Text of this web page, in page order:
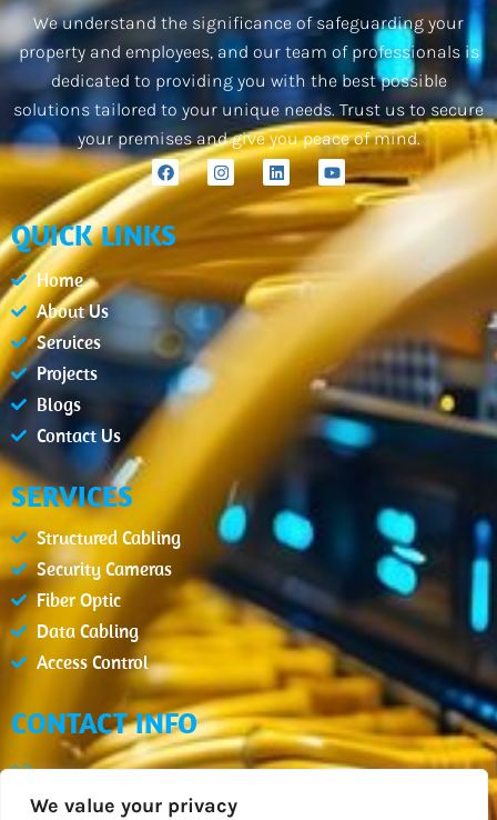
We value your privacy
We understand the significance of safeguarding your
property and employees, and our team of professionals is
dedicated to providing you with the best possible
solutions tailored to your unique needs. Trust us to secure
your premises and give you peace of mind.
F
a
c
b
o
k
I
n
t
r
a
m
L
i
n
k
e
d
i
n
Y
o
u
t
u
b
QUICK LINKS
Home
About Us
Services
Projects
Blogs
Contact Us
SERVICES
Structured Cabling
Security Cameras
Fiber Optic
Data Cabling
Access Control
CONTACT INFO
(407) 900-2654
info@datcm.com